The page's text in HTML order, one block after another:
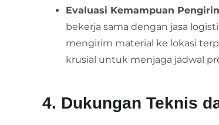
Evaluasi Kemampuan
bekerja sama dengan jasa
mengirim material ke lokasi
krusial untuk menjaga jadwal
4. Dukungan Teknis